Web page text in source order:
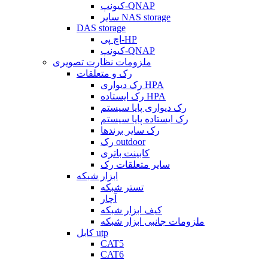
کیونپ-QNAP
سایر NAS storage
DAS storage
اچ پی-HP
کیونپ-QNAP
ملزومات نظارت تصویری
رک و متعلقات
رک دیواری HPA
رک ایستاده HPA
رک دیواری پایا سیستم
رک ایستاده پایا سیستم
رک سایر برندها
رک outdoor
کابینت باتری
سایر متعلقات رک
ابزار شبکه
تستر شبکه
آچار
کیف ابزار شبکه
ملزومات جانبی ابزار شبکه
کابل utp
CAT5
CAT6